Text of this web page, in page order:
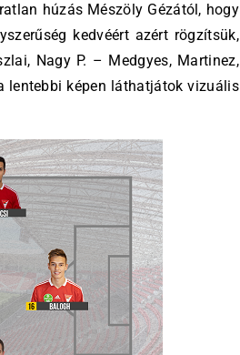
húzás Mészöly Gézától, hogy
kedvéért azért rögzítsük,
Nagy P. – Medgyes, Martinez,
lentebbi képen láthatjátok vizuális